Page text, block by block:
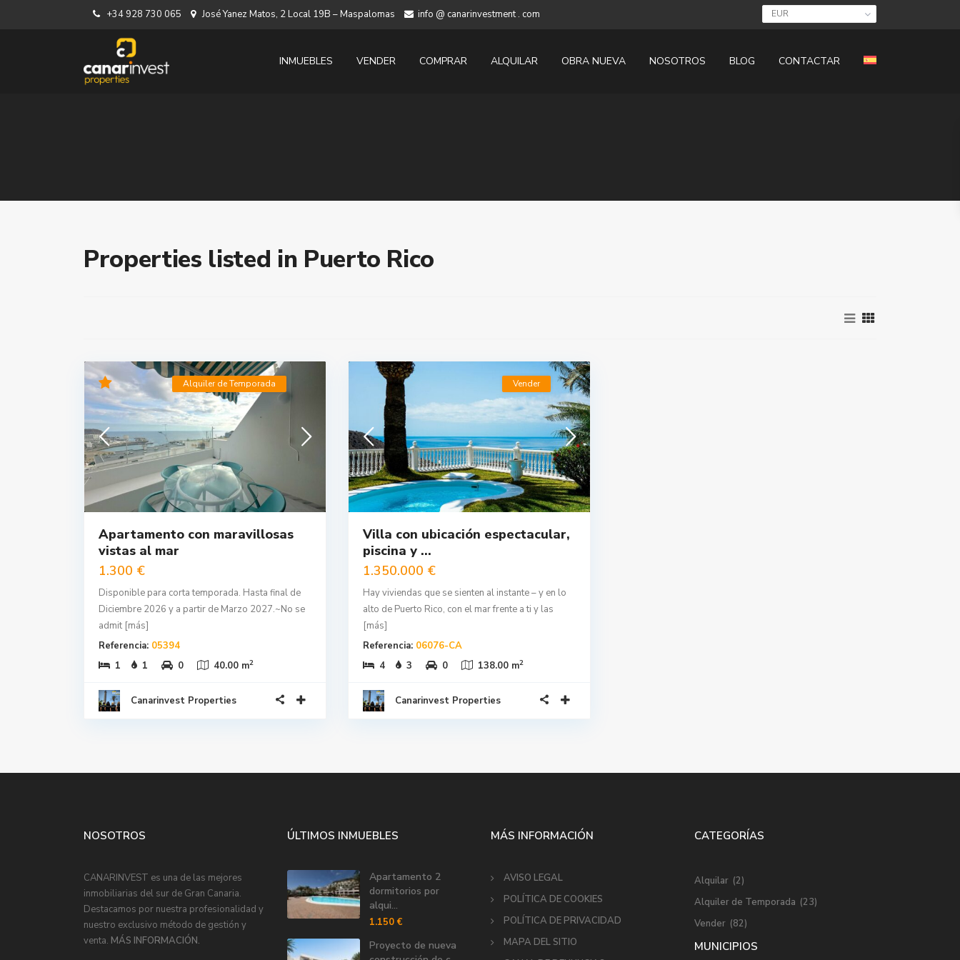
+34 928 730 065 José Yanez Matos, 2 Local 19B – Maspalomas info @ canarinvestment . com EUR
INMUEBLES VENDER COMPRAR ALQUILAR OBRA NUEVA NOSOTROS BLOG CONTACTAR
Properties listed in Puerto Rico
Alquiler de Temporada
Apartamento con maravillosas
vistas al mar
1.300 €
Disponible para corta temporada. Hasta final de
Diciembre 2026 y a partir de Marzo 2027.~No se
admit [más]
Referencia: 05394
1
1 0 40.00 m2
Canarinvest Properties
Vender
Villa con ubicación espectacular,
piscina y ...
1.350.000 €
Hay viviendas que se sienten al instante – y en lo
alto de Puerto Rico, con el mar frente a ti y las
[más]
Referencia: 06076-CA
4
3 0 138.00 m2
Canarinvest Properties
NOSOTROS
CANARINVEST es una de las mejores
inmobiliarias del sur de Gran Canaria.
Destacamos por nuestra profesionalidad y
nuestro exclusivo método de gestión y
venta. MÁS INFORMACIÓN.
ÚLTIMOS INMUEBLES
Apartamento 2
dormitorios por
alqui...
1.150 €
Proyecto de nueva
MÁS INFORMACIÓN
AVISO LEGAL
POLÍTICA DE COOKIES
POLÍTICA DE PRIVACIDAD
MAPA DEL SITIO
CATEGORÍAS
Alquilar (2)
Alquiler de Temporada (23)
Vender (82)
MUNICIPIOS